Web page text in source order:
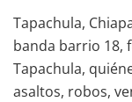
Tapachula,
banda barrio 18,
Tapachula,
asaltos, robos,